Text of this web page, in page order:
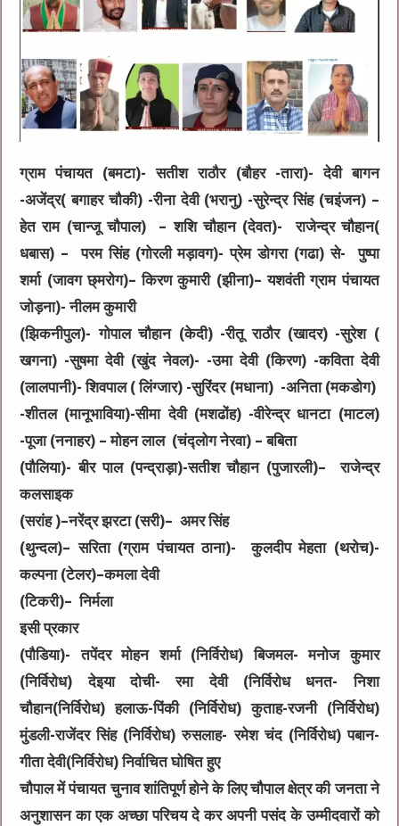
ग्राम पंचायत (बमटा)- सतीश राठौर (बौहर -तारा)- देवी बागन
-अजेंद्र( बगाहर चौकी) -रीना देवी (भरानु) -सुरेन्द्र सिंह (चइंजन) –
हेत राम (चान्जू चौपाल) – शशि चौहान (देवत)- राजेन्द्र चौहान(
धबास) – परम सिंह (गोरली मड़ावग)- प्रेम डोगरा (गढा) से- पुष्पा
शर्मा (जावग छ्मरोग)– किरण कुमारी (झीना)– यशवंती ग्राम पंचायत
जोड़ना)- नीलम कुमारी
(झिकनीपुल)- गोपाल चौहान (केदी) -रीतू राठौर (खादर) -सुरेश (
खगना) -सुषमा देवी (खुंद नेवल)- -उमा देवी (किरण) -कविता देवी
(लालपानी)- शिवपाल ( लिंग्जार) -सुरिंदर (मधाना) -अनिता (मकडोग)
-शीतल (मानूभाविया)-सीमा देवी (मशढोंह) -वीरेन्द्र धानटा (माटल)
-पूजा (ननाहर) – मोहन लाल (चंद्लोग नेरवा) – बबिता
(पौलिया)- बीर पाल (पन्द्राड़ा)-सतीश चौहान (पुजारली)– राजेन्द्र
कलसाइक
(सरांह )–नरेंद्र झरटा (सरी)– अमर सिंह
(थुन्दल)– सरिता (ग्राम पंचायत ठाना)- कुलदीप मेहता (थरोच)-
कल्पना (टेलर)–कमला देवी
(टिकरी)– निर्मला
इसी प्रकार
(पौडिया)- तपेंदर मोहन शर्मा (निर्विरोध) बिजमल- मनोज कुमार
(निर्विरोध) देइया दोची- रमा देवी (निर्विरोध धनत- निशा
चौहान(निर्विरोध) हलाऊ-पिंकी (निर्विरोध) कुताह-रजनी (निर्विरोध)
मुंडली-राजेंदर सिंह (निर्विरोध) रुसलाह- रमेश चंद (निर्विरोध) पबान-
गीता देवी(निर्विरोध) निर्वाचित घोषित हुए
चौपाल में पंचायत चुनाव शांतिपूर्ण होने के लिए चौपाल क्षेत्र की जनता ने
अनुशासन का एक अच्छा परिचय दे कर अपनी पसंद के उम्मीदवारों को